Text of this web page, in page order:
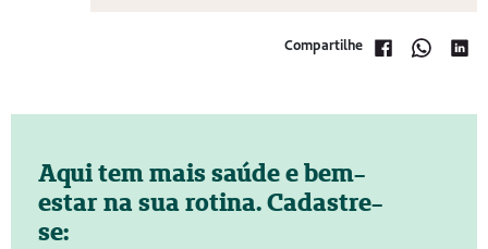
Compartilhe
Aqui tem mais saúde e bem-
estar na sua rotina. Cadastre-
se: